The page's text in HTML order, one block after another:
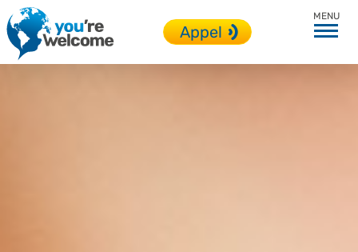
Appel
Profils